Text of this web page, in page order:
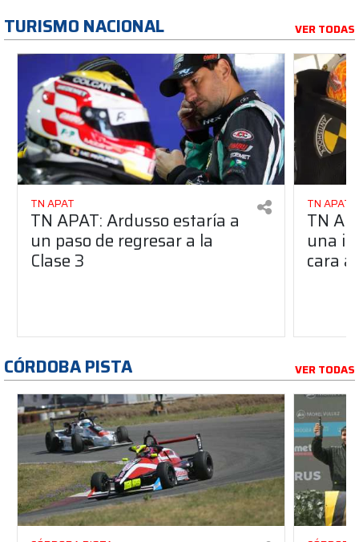
TURISMO NACIONAL VER TODAS
TN APAT
TN APAT: Ardusso estaría a
un paso de regresar a la
Clase 3
TN APAT
TN
una
cara
CÓRDOBA PISTA VER TODAS